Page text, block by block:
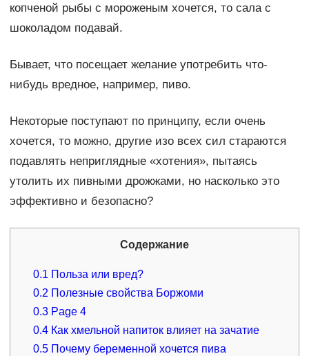
копченой рыбы с мороженым хочется, то сала с
шоколадом подавай.
Бывает, что посещает желание употребить что-
нибудь вредное, например, пиво.
Некоторые поступают по принципу, если очень
хочется, то можно, другие изо всех сил стараются
подавлять неприглядные «хотения», пытаясь
утолить их пивными дрожжами, но насколько это
эффективно и безопасно?
Содержание
0.1 Польза или вред?
0.2 Полезные свойства Боржоми
0.3 Page 4
0.4 Как хмельной напиток влияет на зачатие
0.5 Почему беременной хочется пива